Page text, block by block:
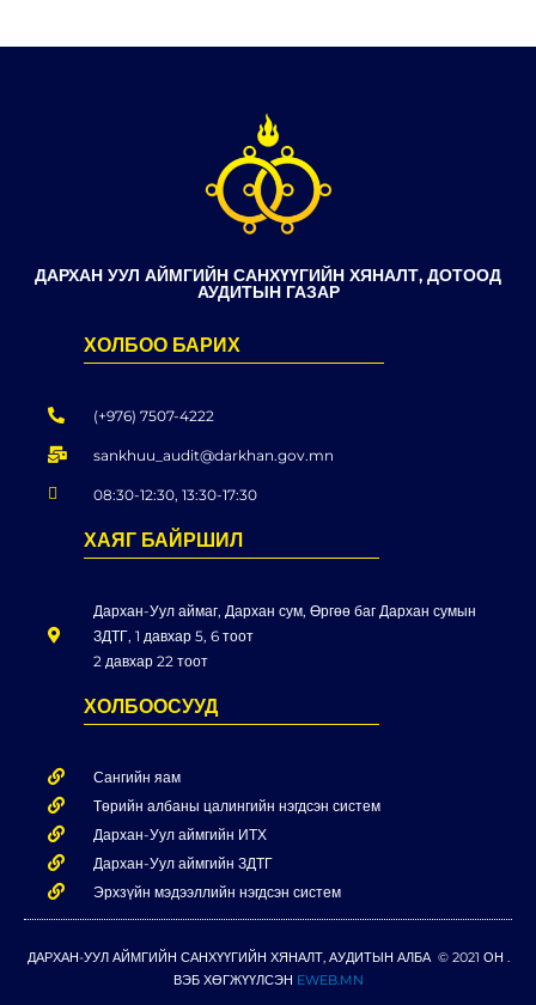
ДАРХАН УУЛ АЙМГИЙН САНХҮҮГИЙН ХЯНАЛТ, ДОТООД
АУДИТЫН ГАЗАР
ХОЛБОО БАРИХ
(+976) 7507-4222
sankhuu_audit@darkhan.gov.mn
08:30-12:30, 13:30-17:30
ХАЯГ БАЙРШИЛ
Дархан-Уул аймаг, Дархан сум, Өргөө баг Дархан сумын
ЗДТГ, 1 давхар 5, 6 тоот
2 давхар 22 тоот
ХОЛБООСУУД
Сангийн яам
Төрийн албаны цалингийн нэгдсэн систем
Дархан-Уул аймгийн ИТХ
Дархан-Уул аймгийн ЗДТГ
Эрхзүйн мэдээллийн нэгдсэн систем
ДАРХАН-УУЛ АЙМГИЙН САНХҮҮГИЙН ХЯНАЛТ, АУДИТЫН АЛБА © 2021 ОН .
ВЭБ ХӨГЖҮҮЛСЭН EWEB.MN